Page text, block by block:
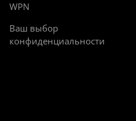
WPN
Ваш выбор
конфиденциальности